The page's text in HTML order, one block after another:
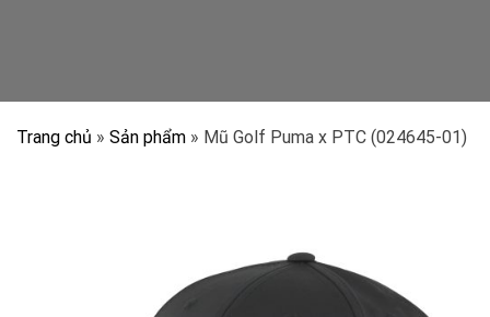
Trang chủ » Sản phẩm » Mũ Golf Puma x PTC (024645-01)